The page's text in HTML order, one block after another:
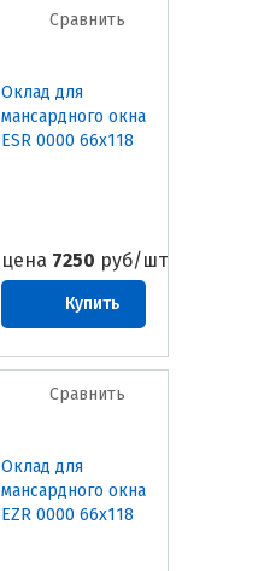
Сравнить
Оклад для
мансардного окна
ESR 0000 66х118
цена 7250 руб/шт
Купить
Сравнить
Оклад для
мансардного окна
EZR 0000 66х118